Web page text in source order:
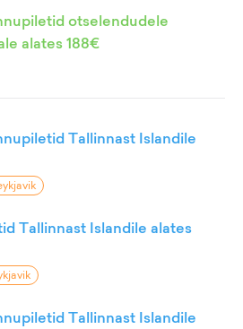
otselendudele
alates 188€
Tallinnast Islandile
Tallinnast Islandile alates
Tallinnast Islandile